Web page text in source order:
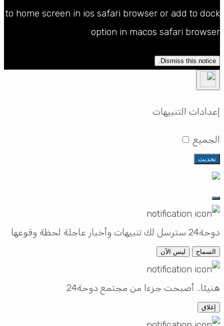
to home screen in ios safari browser or add to dock
option in macos safari browser
Dismiss this notice.
إعدادات التنبيهات
الجميع
تحديث
دوحة24 سترسل لك تنبيهات وأخبار عاجلة لحظة وقوعها
السماح ليس الآن
هنيئا.. أصبحت جزءا من مجتمع دوحة24
إغلاق